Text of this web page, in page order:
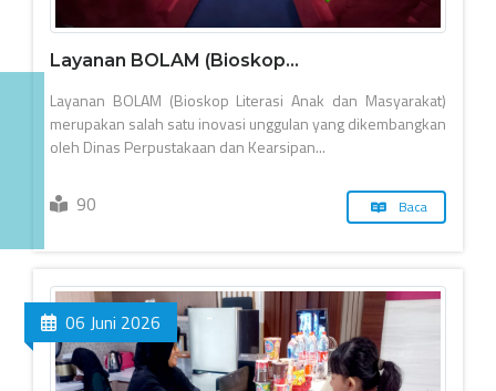
Layanan BOLAM (Bioskop...
Layanan BOLAM (Bioskop Literasi Anak dan Masyarakat)
merupakan salah satu inovasi unggulan yang dikembangkan
oleh Dinas Perpustakaan dan Kearsipan...
90 Baca
06 Juni 2026